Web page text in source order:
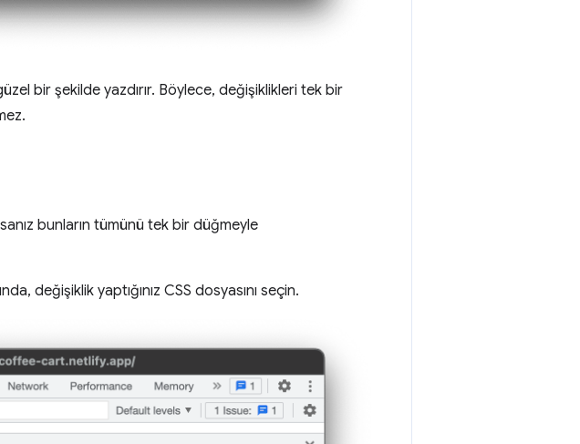
bir şekilde yazdırır. Böylece, değişiklikleri tek bir
bunların tümünü tek bir düğmeyle
değişiklik yaptığınız CSS dosyasını seçin.